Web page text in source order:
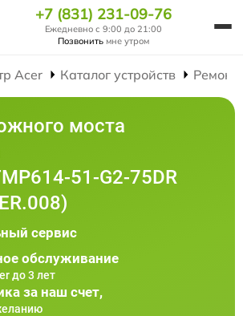
+7 (831) 231-09-76
Ежедневно с 9:00 до 21:00
Позвонить мне утром
Acer Каталог устройств Ремонт
моста
51-G2-75DR
сервис
обслуживание
до 3 лет
за наш счет,